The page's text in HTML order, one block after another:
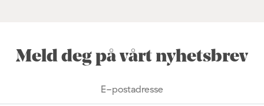
Meld deg på vårt nyhetsbrev